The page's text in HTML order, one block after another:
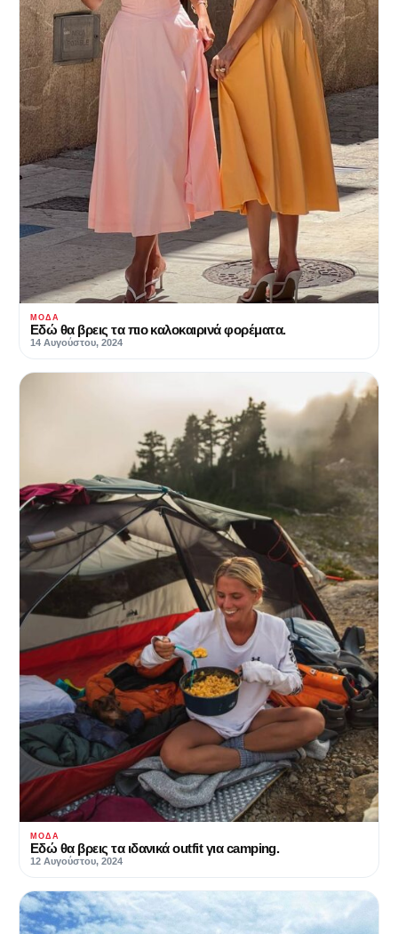
ΜΌΔΑ
Εδώ θα βρεις τα πιο καλοκαιρινά φορέματα.
14 Αυγούστου, 2024
ΜΌΔΑ
Εδώ θα βρεις τα ιδανικά outfit για camping.
12 Αυγούστου, 2024